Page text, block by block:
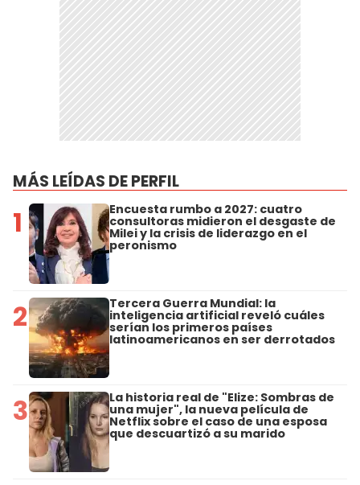
MÁS LEÍDAS DE PERFIL
1 Encuesta rumbo a 2027: cuatro
consultoras midieron el desgaste de
Milei y la crisis de liderazgo en el
peronismo
2 Tercera Guerra Mundial: la
inteligencia artificial reveló cuáles
serían los primeros países
latinoamericanos en ser derrotados
3 La historia real de "Elize: Sombras de
una mujer", la nueva película de
Netflix sobre el caso de una esposa
que descuartizó a su marido